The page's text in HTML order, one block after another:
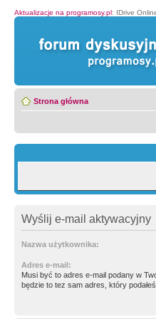
Aktualizacje na programosy.pl: IDrive
Strona główna
Wyślij e-mail aktywacyjny
Nazwa użytkownika:
Adres e-mail:
Musi być to adres e-mail podany w
będzie to tez sam adres, który